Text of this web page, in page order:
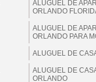
ALUGUEL DE
ORLANDO
ALUGUEL DE
ORLANDO PARA
ALUGUEL DE
ALUGUEL DE
ORLANDO